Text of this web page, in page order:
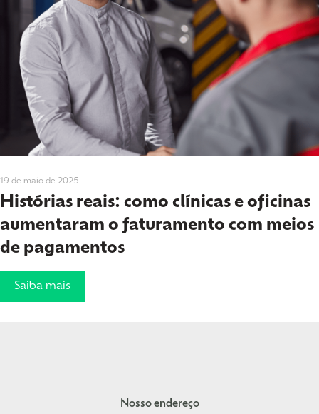
19 de maio de 2025
Histórias reais: como clínicas e oficinas
aumentaram o faturamento com meios
de pagamentos
Saiba mais
Nosso endereço